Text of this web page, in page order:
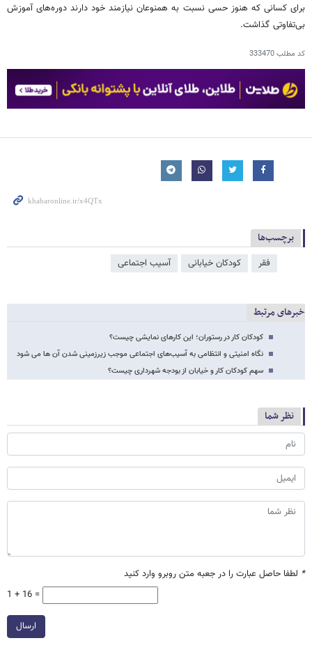
برای کسانی که هنوز حسی نسبت به همنوعان نیازمند خود دارند دوره‌های آموزش
بی‌تفاوتی گذاشت.
کد مطلب333470
برچسب‌ها
فقر کودکان خیابانی آسیب اجتماعی
خبرهای مرتبط
کودکان کار در رستوران؛ این کارهای نمایشی چیست؟
نگاه امنیتی و انتظامی به آسیب‌های اجتماعی موجب زیرزمینی شدن آن ها می شود
سهم کودکان کار و خیابان از بودجه شهرداری چیست؟
نظر شما
* لطفا حاصل عبارت را در جعبه متن روبرو وارد کنید
1 + 16 =
ارسال